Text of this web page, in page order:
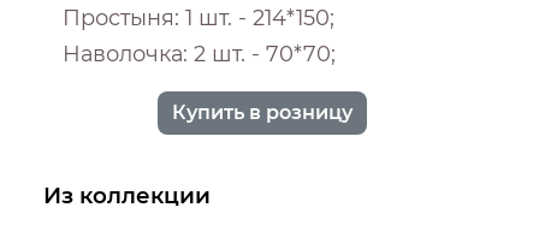
Простыня: 1 шт. - 214*150;
Наволочка: 2 шт. - 70*70;
Купить в розницу
Из коллекции